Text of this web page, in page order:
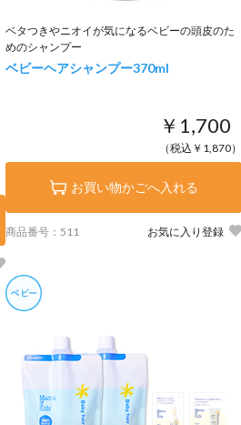
ベタつきやニオイが気になるベビーの頭皮のた
めのシャンプー
ベビーヘアシャンプー370ml
￥1,700
（税込￥1,870）
お買い物かごへ入れる
商品番号：511 お気に入り登録